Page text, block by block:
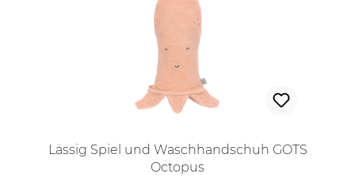
Lässig Spiel und Waschhandschuh GOTS
Octopus